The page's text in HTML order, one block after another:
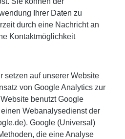
Ihrer Daten zu
durch eine Nachricht an
Kontaktmöglichkeit
setzen auf unserer Website
von Google Analytics zur
benutzt Google
Webanalysedienst der
Google (Universal)
die eine Analyse